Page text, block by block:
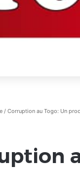
/ Corruption au Togo: Un